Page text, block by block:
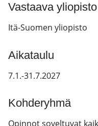
Vastaava yliopisto
Itä-Suomen yliopisto
Aikataulu
7.1.-31.7.2027
Kohderyhmä
Opinnot soveltuvat